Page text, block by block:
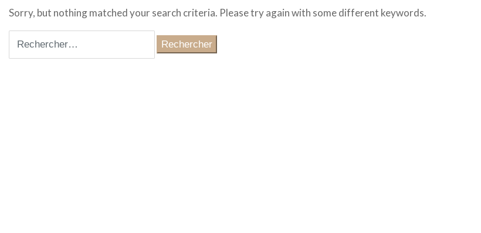
Sorry, but nothing matched your search criteria. Please try again with some different keywords.